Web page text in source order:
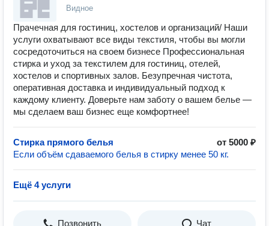
Видное
Прачечная для гостиниц, хостелов и организаций/ Наши
услуги охватывают все виды текстиля, чтобы вы могли
сосредоточиться на своем бизнесе Профессиональная
стирка и уход за текстилем для гостиниц, отелей,
хостелов и спортивных залов. Безупречная чистота,
оперативная доставка и индивидуальный подход к
каждому клиенту. Доверьте нам заботу о вашем белье —
мы сделаем ваш бизнес еще комфортнее!
Стирка прямого белья
от 5000 ₽
Если объём сдаваемого белья в стирку менее 50 кг.
Ещё 4 услуги
Позвонить Чат